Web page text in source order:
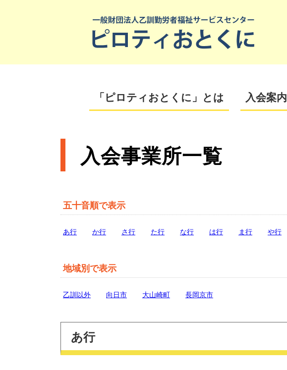
「ピロティおとくに」とは 入会案内
入会事業所一覧
五十音順で表示
あ行 か行 さ行 た行 な行 は行 ま行 や行
地域別で表示
乙訓以外 向日市 大山崎町 長岡京市
あ行